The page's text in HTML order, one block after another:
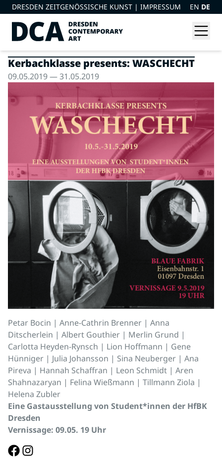
DRESDEN ZEITGENÖSSISCHE KUNST | IMPRESSUM EN DE
Kerbachklasse presents: WASCHECHT
09.05.2019 — 31.05.2019
Petar Bocin | Anne-Cathrin Brenner | Anna
Ditscherlein | Albert Gouthier | Merlin Grund |
Carlotta Heyden-Rynsch | Lion Hoffmann | Gene
Hünniger | Julia Johansson | Sina Neuberger | Ana
Pireva | Hannah Schaffran | Leon Schmidt | Aren
Shahnazaryan | Felina Wießmann | Tillmann Ziola |
Helena Zubler
Eine Gastausstellung von Student*innen der HfBK
Dresden
Vernissage: 09.05. 19 Uhr